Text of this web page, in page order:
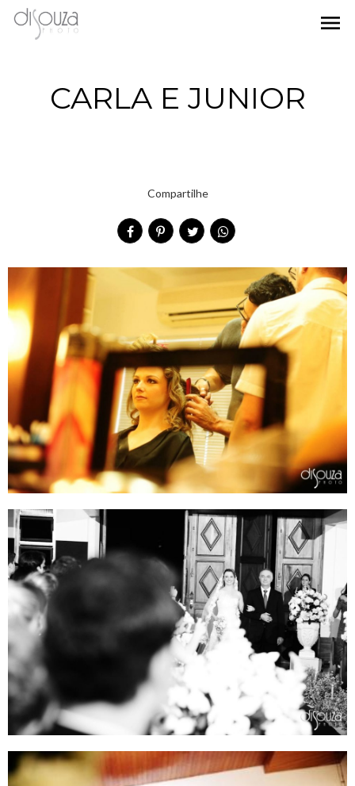
menu
CARLA E JUNIOR
Compartilhe